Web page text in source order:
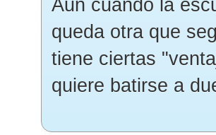
Aun cuando la
queda otra que
tiene ciertas
quiere batirse a